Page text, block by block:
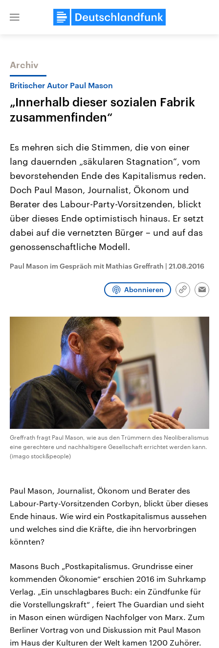
Close
Themen
Landtagswahl Sachsen-Anhalt
2026
Alle Informationen
Sachsen-Anhalt wählt am 6.
September 2026 einen neuen
Landtag. Seit 2021 wird das
Bundesland von einer Koalition aus
CDU, SPD und FDP regiert.-
Umfragen, Prognosen,
Wahlprogramme, aktuelle Berichte
und Hintergründe zu den Parteien
Wahl.
USA
Aktuelle Beiträge,
Hintergründe
Wirtschaftlich und
gehören die Vereinigten
den mächtigsten Ländern
mit großem Einfluss auf
Sendungen Programm Podcasts
Archiv
Britischer Autor Paul Mason
„Innerhalb dieser sozialen Fabrik
zusammenfinden“
Es mehren sich die Stimmen, die von einer
lang dauernden „säkularen Stagnation“, vom
bevorstehenden Ende des Kapitalismus reden.
Doch Paul Mason, Journalist, Ökonom und
Berater des Labour-Party-Vorsitzenden, blickt
über dieses Ende optimistisch hinaus. Er setzt
dabei auf die vernetzten Bürger – und auf das
genossenschaftliche Modell.
Paul Mason im Gespräch mit Mathias Greffrath | 21.08.2016
Abonnieren
Link
Greffrath fragt Paul Mason, wie aus den Trümmern des Neoliberalismus
eine gerechtere und nachhaltigere Gesellschaft errichtet werden kann.
(imago stock&people)
Paul Mason, Journalist, Ökonom und Berater des
Labour-Party-Vorsitzenden Corbyn, blickt über dieses
Ende hinaus. Wie wird ein Postkapitalismus aussehen
und welches sind die Kräfte, die ihn hervorbringen
könnten?
Masons Buch „Postkapitalismus. Grundrisse einer
kommenden Ökonomie“ erschien 2016 im Suhrkamp
Verlag. „Ein unschlagbares Buch: ein Zündfunke für
die Vorstellungskraft“ , feiert The Guardian und sieht
in Mason einen würdigen Nachfolger von Marx. Zum
Berliner Vortrag von und Diskussion mit Paul Mason
im Haus der Kulturen der Welt kamen 1200 Zuhörer.